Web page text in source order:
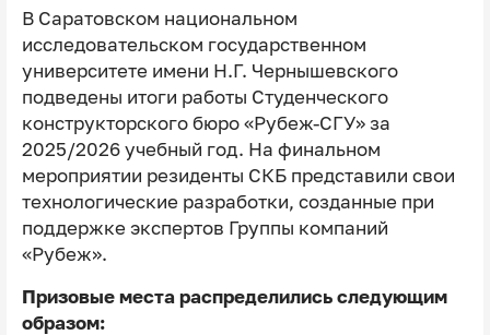
В Саратовском национальном
исследовательском государственном
университете имени Н.Г. Чернышевского
подведены итоги работы Студенческого
конструкторского бюро «Рубеж-СГУ» за
2025/2026 учебный год. На финальном
мероприятии резиденты СКБ представили свои
технологические разработки, созданные при
поддержке экспертов Группы компаний
«Рубеж».
Призовые места распределились следующим
образом: